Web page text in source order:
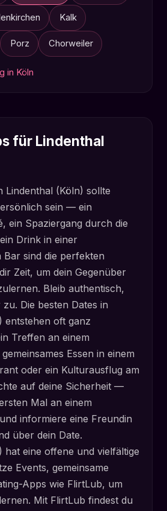
Kalk
Porz Chorweiler
in Köln
für Lindenthal
Lindenthal (Köln) sollte
sein — ein
ein Spaziergang durch die
Drink in einer
Bar sind die perfekten
Zeit, um dein Gegenüber
Bleib authentisch,
Die besten Dates in
entstehen oft ganz
Treffen an einem
Essen in einem
oder ein Kulturausflug am
auf deine Sicherheit —
Mal an einem
informiere eine Freundin
über dein Date.
hat eine offene und vielfältige
Events, gemeinsame
Apps wie FlirtLub, um
Mit FlirtLub findest du